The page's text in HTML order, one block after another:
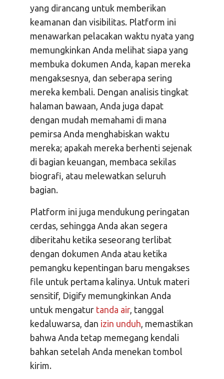
yang dirancang untuk memberikan
keamanan dan visibilitas. Platform ini
menawarkan pelacakan waktu nyata yang
memungkinkan Anda melihat siapa yang
membuka dokumen Anda, kapan mereka
mengaksesnya, dan seberapa sering
mereka kembali. Dengan analisis tingkat
halaman bawaan, Anda juga dapat
dengan mudah memahami di mana
pemirsa Anda menghabiskan waktu
mereka; apakah mereka berhenti sejenak
di bagian keuangan, membaca sekilas
biografi, atau melewatkan seluruh
bagian.
Platform ini juga mendukung peringatan
cerdas, sehingga Anda akan segera
diberitahu ketika seseorang terlibat
dengan dokumen Anda atau ketika
pemangku kepentingan baru mengakses
file untuk pertama kalinya. Untuk materi
sensitif, Digify memungkinkan Anda
untuk mengatur tanda air, tanggal
kedaluwarsa, dan izin unduh, memastikan
bahwa Anda tetap memegang kendali
bahkan setelah Anda menekan tombol
kirim.